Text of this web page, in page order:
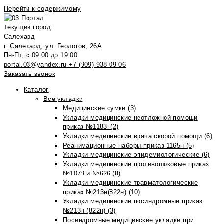
Перейти к содержимому
Текущий город:
Салехард
г. Салехард, ул. Геологов, 26А
Пн-Пт, с 09:00 до 19:00
portal.03@yandex.ru +7 (909) 938 09 06
Заказать звонок
Каталог
Все укладки
Медицинские сумки (3)
Укладки медицинские неотложной помощи
приказ №1183н(2)
Укладки медицинские врача скорой помощи (6)
Реанимационные наборы приказ 1165н (5)
Укладки медицинские эпидемиологические (6)
Укладки медицинские противошоковые приказ
№1079 и №626 (8)
Укладки медицинские травматологические
приказ №213н(822н) (10)
Укладки медицинские посиндромные приказ
№213н (822н) (3)
Посиндромные медицинские укладки при